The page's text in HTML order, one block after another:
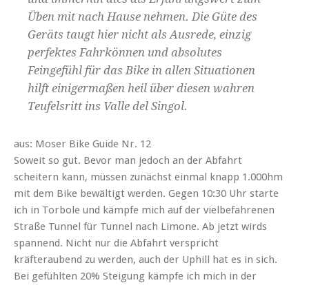
Üben mit nach Hause nehmen. Die Güte des
Geräts taugt hier nicht als Ausrede, einzig
perfektes Fahrkönnen und absolutes
Feingefühl für das Bike in allen Situationen
hilft einigermaßen heil über diesen wahren
Teufelsritt ins Valle del Singol.
aus: Moser Bike Guide Nr. 12
Soweit so gut. Bevor man jedoch an der Abfahrt
scheitern kann, müssen zunächst einmal knapp 1.000hm
mit dem Bike bewältigt werden. Gegen 10:30 Uhr starte
ich in Torbole und kämpfe mich auf der vielbefahrenen
Straße Tunnel für Tunnel nach Limone. Ab jetzt wirds
spannend. Nicht nur die Abfahrt verspricht
kräfteraubend zu werden, auch der Uphill hat es in sich.
Bei gefühlten 20% Steigung kämpfe ich mich in der